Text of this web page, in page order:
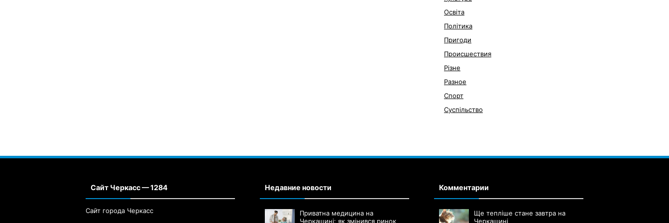
Освіта
Політика
Пригоди
Происшествия
Різне
Разное
Спорт
Суспільство
Сайт Черкасс — 1284
Сайт города Черкасс
Недавние новости
Приватна медицина на
Черкащині: як змінився ринок
Комментарии
Ще тепліше стане завтра на
Черкащині